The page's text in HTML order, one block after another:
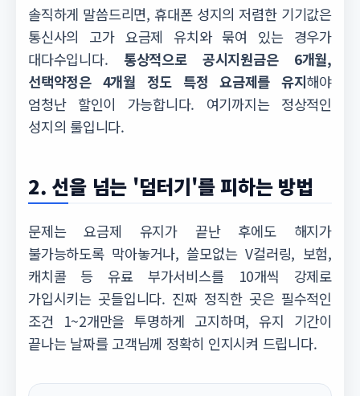
솔직하게 말씀드리면, 휴대폰 성지의 저렴한 기기값은
통신사의 고가 요금제 유치와 묶여 있는 경우가
대다수입니다. 통상적으로 공시지원금은 6개월,
선택약정은 4개월 정도 특정 요금제를 유지해야
엄청난 할인이 가능합니다. 여기까지는 정상적인
성지의 룰입니다.
2. 선을 넘는 '덤터기'를 피하는 방법
문제는 요금제 유지가 끝난 후에도 해지가
불가능하도록 막아놓거나, 쓸모없는 V컬러링, 보험,
캐치콜 등 유료 부가서비스를 10개씩 강제로
가입시키는 곳들입니다. 진짜 정직한 곳은 필수적인
조건 1~2개만을 투명하게 고지하며, 유지 기간이
끝나는 날짜를 고객님께 정확히 인지시켜 드립니다.